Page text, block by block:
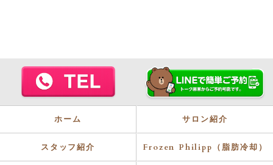
ホーム サロン紹介
スタッフ紹介 Frozen Philipp（脂肪冷却）